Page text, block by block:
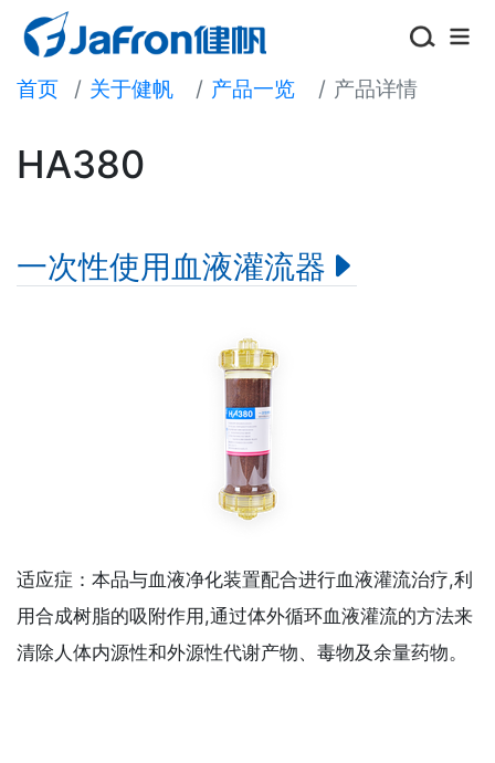
关于健帆
新闻资讯
加入我们
首页 关于健帆 产品一览 产品详情
HA380
一次性使用血液灌流器
适应症：本品与血液净化装置配合进行血液灌流治疗,利
用合成树脂的吸附作用,通过体外循环血液灌流的方法来
清除人体内源性和外源性代谢产物、毒物及余量药物。